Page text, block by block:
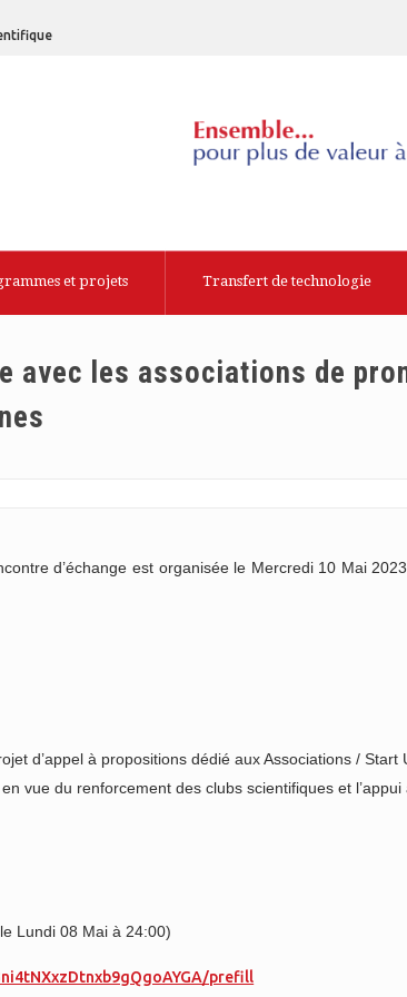
et projets Transfert de technologie
avec les associations de
d’échange est organisée le Mercredi 10 Mai
d’appel à propositions dédié aux Associations / Start
vue du renforcement des clubs scientifiques et l’appui
Lundi 08 Mai à 24:00)
prefill